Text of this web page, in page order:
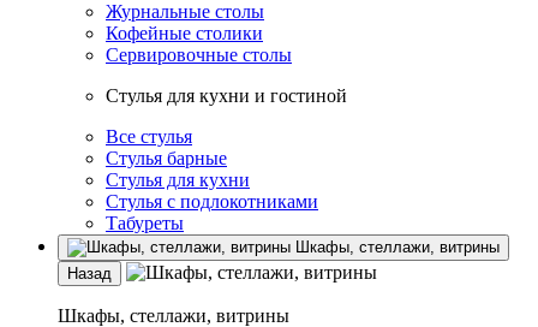
Журнальные столы
Кофейные столики
Сервировочные столы
Стулья для кухни и гостиной
Все стулья
Стулья барные
Стулья для кухни
Стулья с подлокотниками
Табуреты
Шкафы, стеллажи, витрины
Назад
Шкафы, стеллажи, витрины